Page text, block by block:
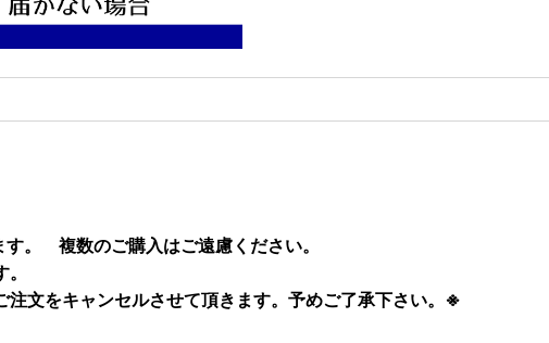
。 複数のご購入はご遠慮ください。
。
文をキャンセルさせて頂きます。予めご了承下さい。
※